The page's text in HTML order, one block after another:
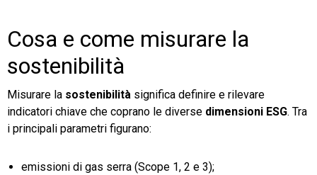
Cosa e come misurare la
sostenibilità
Misurare la sostenibilità significa definire e rilevare
indicatori chiave che coprano le diverse dimensioni ESG. Tra
i principali parametri figurano:
emissioni di gas serra (Scope 1, 2 e 3);